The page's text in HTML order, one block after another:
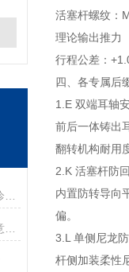
SMC双作用气缸在安装过程中需注意以下关键事项
活塞杆螺纹：
理论输出推力
行程公差：
四、各专属后
1.E 双端耳轴
前后一体铸出
翻转机构耐用
2.K 活塞杆防
内置防转导向
偏。
3.L 单侧尼龙
杆侧加装柔性